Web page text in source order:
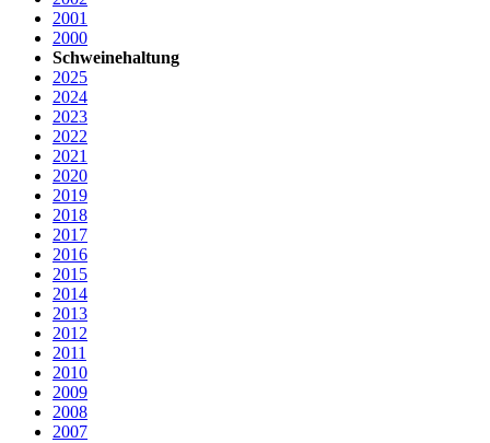
2001
2000
Schweinehaltung
2025
2024
2023
2022
2021
2020
2019
2018
2017
2016
2015
2014
2013
2012
2011
2010
2009
2008
2007